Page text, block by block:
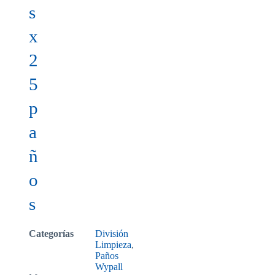
s
x
2
5
p
a
ñ
o
s
Categorías
División
Limpieza,
Paños
Wypall